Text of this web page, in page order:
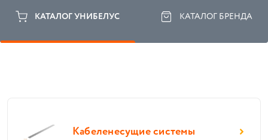
КАТАЛОГ УНИБЕЛУС КАТАЛОГ БРЕНДА
Кабеленесущие системы